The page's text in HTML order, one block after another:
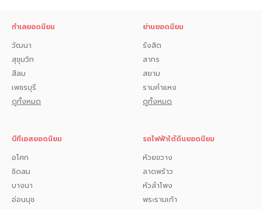
ทำเลยอดนิยม
วัฒนา
สุขุมวิท
สีลม
เพชรบุรี
ดูทั้งหมด
ย่านยอดนิยม
รังสิต
สาทร
สยาม
รามคำแหง
ดูทั้งหมด
บีทีเอสยอดนิยม
อโศก
ชิดลม
บางนา
อ่อนนุช
รถไฟฟ้าใต้ดินยอดนิยม
ห้วยขวาง
ลาดพร้าว
หัวลำโพง
พระรามเก้า